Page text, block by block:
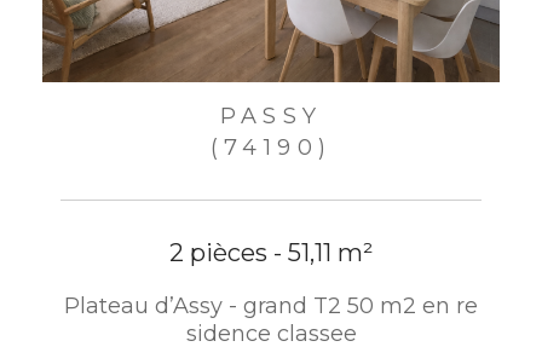
PASSY
(74190)
2 pièces - 51,11 m²
Plateau d’Assy - grand T2 50 m2 en re
sidence classee